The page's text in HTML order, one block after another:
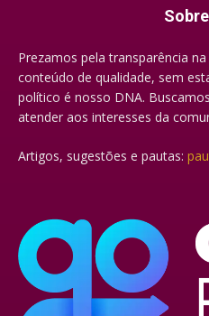
Prezamos pela transparência
conteúdo de qualidade, sem
político é nosso DNA.
atender aos interesses da
Artigos, sugestões e pautas: